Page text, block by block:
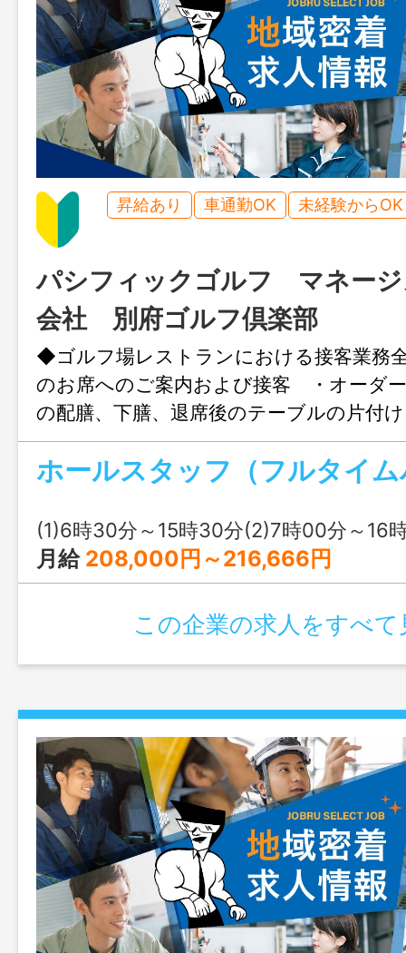
昇給あり 車通勤OK 未経験からOK
パシフィックゴルフ マネージ
会社 別府ゴルフ倶楽部
◆ゴルフ場レストランにおける接客業務
のお席へのご案内および接客 ・オーダ
の配膳、下膳、退席後のテーブルの片付
清掃等 ＊制服貸与あり ＊変更範
ホールスタッフ（フルタイ
(1)6時30分～15時30分(2)7時00分～16
月給 208,000円～216,666円
この企業の求人をすべて